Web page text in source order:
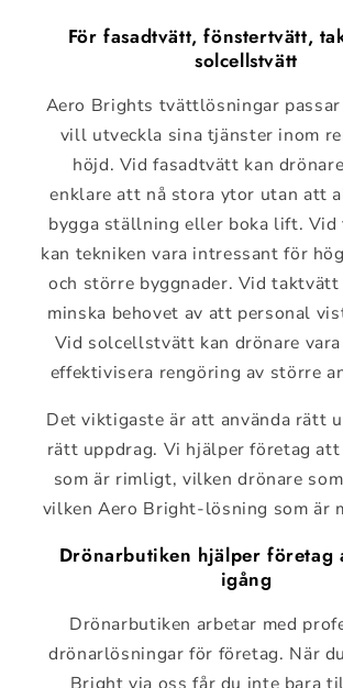
För fasadtvätt, fönstertvätt,
solcellstvätt
Aero Brights tvättlösningar
vill utveckla sina tjänster inom
höjd. Vid fasadtvätt kan
enklare att nå stora ytor utan att
bygga ställning eller boka lift.
kan tekniken vara intressant för
och större byggnader. Vid taktvätt
minska behovet av att personal
Vid solcellstvätt kan drönare
effektivisera rengöring av större
Det viktigaste är att använda rätt
rätt uppdrag. Vi hjälper företag att
som är rimligt, vilken drönare
vilken Aero Bright-lösning som är
Drönarbutiken hjälper företag
igång
Drönarbutiken arbetar med
drönarlösningar för företag. När